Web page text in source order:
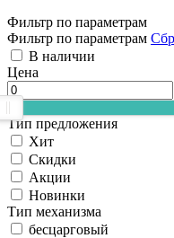
Фильтр по параметрам
Фильтр по параметрам
В наличии
Цена
Тип предложения
Хит
Скидки
Акции
Новинки
Тип механизма
бесцарговый